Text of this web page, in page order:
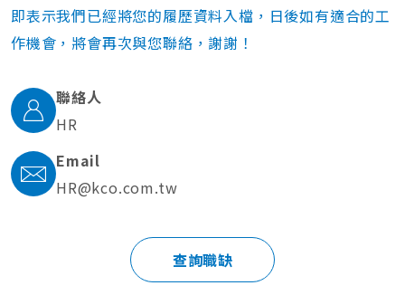
即表示我們已經將您的履歷資料入檔，日後如有適合的工
作機會，將會再次與您聯絡，謝謝！
聯絡人
HR
Email
HR@kco.com.tw
查詢職缺